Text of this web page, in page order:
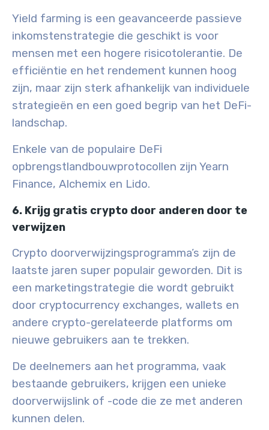
Yield farming is een geavanceerde passieve
inkomstenstrategie die geschikt is voor
mensen met een hogere risicotolerantie. De
efficiëntie en het rendement kunnen hoog
zijn, maar zijn sterk afhankelijk van individuele
strategieën en een goed begrip van het DeFi-
landschap.
Enkele van de populaire DeFi
opbrengstlandbouwprotocollen zijn Yearn
Finance, Alchemix en Lido.
6. Krijg gratis crypto door anderen door te
verwijzen
Crypto doorverwijzingsprogramma’s zijn de
laatste jaren super populair geworden. Dit is
een marketingstrategie die wordt gebruikt
door cryptocurrency exchanges, wallets en
andere crypto-gerelateerde platforms om
nieuwe gebruikers aan te trekken.
De deelnemers aan het programma, vaak
bestaande gebruikers, krijgen een unieke
doorverwijslink of -code die ze met anderen
kunnen delen.